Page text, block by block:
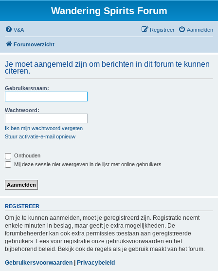
Wandering Spirits Forum
V&A Aanmelden
Registreer
Forumoverzicht
Je moet aangemeld zijn om berichten in dit forum te kunnen
citeren.
Gebruikersnaam:
Wachtwoord:
Ik ben mijn wachtwoord vergeten
Stuur activatie-e-mail opnieuw
Onthouden
Mij deze sessie niet weergeven in de lijst met online gebruikers
REGISTREER
Om je te kunnen aanmelden, moet je geregistreerd zijn. Registratie neemt
enkele minuten in beslag, maar geeft je extra mogelijkheden. De
forumbeheerder kan ook extra permissies toestaan aan geregistreerde
gebruikers. Lees voor registratie onze gebruiksvoorwaarden en het
bijbehorend beleid. Bekijk ook de regels als je gebruik maakt van het forum.
Gebruikersvoorwaarden | Privacybeleid